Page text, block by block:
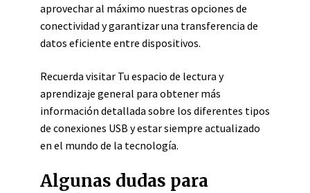
aprovechar al máximo nuestras opciones de
conectividad y garantizar una transferencia de
datos eficiente entre dispositivos.
Recuerda visitar Tu espacio de lectura y
aprendizaje general para obtener más
información detallada sobre los diferentes tipos
de conexiones USB y estar siempre actualizado
en el mundo de la tecnología.
Algunas dudas para